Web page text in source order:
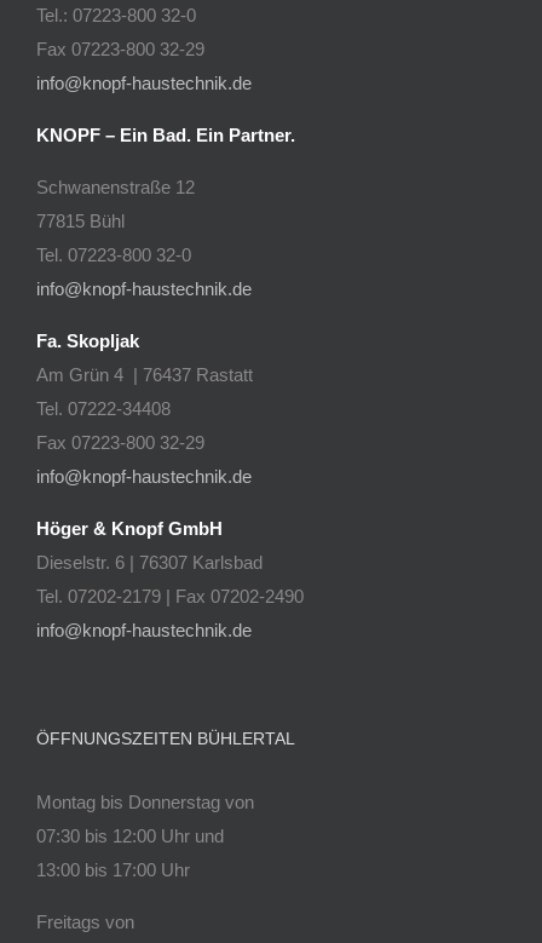
Tel.: 07223-800 32-0
Fax 07223-800 32-29
info@knopf-haustechnik.de
KNOPF – Ein Bad. Ein Partner.
Schwanenstraße 12
77815 Bühl
Tel. 07223-800 32-0
info@knopf-haustechnik.de
Fa. Skopljak
Am Grün 4 | 76437 Rastatt
Tel. 07222-34408
Fax 07223-800 32-29
info@knopf-haustechnik.de
Höger & Knopf GmbH
Dieselstr. 6 | 76307 Karlsbad
Tel. 07202-2179 | Fax 07202-2490
info@knopf-haustechnik.de
ÖFFNUNGSZEITEN BÜHLERTAL
Montag bis Donnerstag von
07:30 bis 12:00 Uhr und
13:00 bis 17:00 Uhr
Freitags von